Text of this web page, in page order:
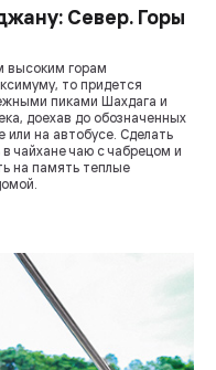
Север. Горы
высоким горам
то придется
пиками Шахдага и
доехав до обозначенных
на автобусе. Сделать
чайхане чаю с чабрецом и
на память теплые